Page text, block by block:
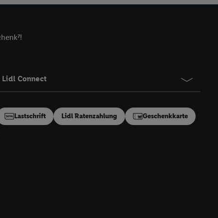
Lidl Connect
Lastschrift Lidl Ratenzahlung Geschenkkarte
Online-Kennung
auszuspielen.
E-Mail-
verfügbar ist.
zu erfassen.
von Dritten betrieben
speziell zur
generell zu
(nur für
einen Klick auf
sämtlicher